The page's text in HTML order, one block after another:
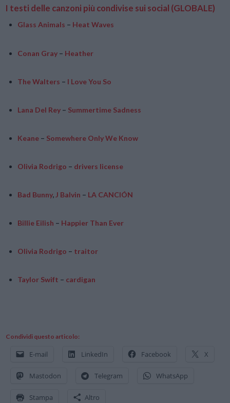
I testi delle canzoni più condivise sui social (GLOBALE)
Glass Animals – Heat Waves
Conan Gray – Heather
The Walters – I Love You So
Lana Del Rey – Summertime Sadness
Keane – Somewhere Only We Know
Olivia Rodrigo – drivers license
Bad Bunny, J Balvin – LA CANCIÓN
Billie Eilish – Happier Than Ever
Olivia Rodrigo – traitor
Taylor Swift – cardigan
Condividi questo articolo:
E-mail LinkedIn Facebook X
Mastodon Telegram WhatsApp
Stampa Altro